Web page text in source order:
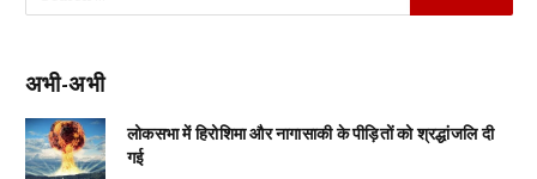
अभी-अभी
लोकसभा में हिरोशिमा और नागासाकी के पीड़ितों को श्रद्धांजलि दी
गई